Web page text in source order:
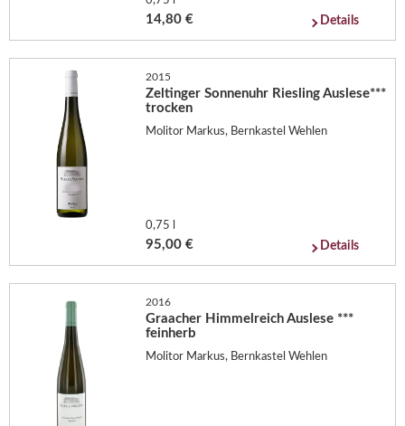
14,80 € Details
2015
Zeltinger Sonnenuhr Riesling Auslese***
trocken
Molitor Markus, Bernkastel Wehlen
0,75 l
95,00 € Details
2016
Graacher Himmelreich Auslese ***
feinherb
Molitor Markus, Bernkastel Wehlen